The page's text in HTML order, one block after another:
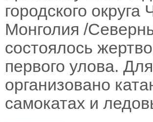
городского
Монголия /
состоялось
первого улова.
организовано
самокатах и